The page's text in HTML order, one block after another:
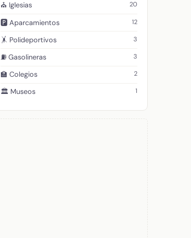
⛪ Iglesias 20
🅿️ Aparcamientos 12
🤸 Polideportivos 3
⛽ Gasolineras 3
🏫 Colegios 2
🏛️ Museos 1